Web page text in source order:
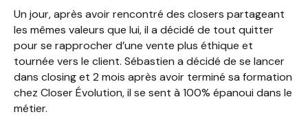
Un jour, après avoir rencontré des closers partageant
les mêmes valeurs que lui, il a décidé de tout quitter
pour se rapprocher d’une vente plus éthique et
tournée vers le client. Sébastien a décidé de se lancer
dans closing et 2 mois après avoir terminé sa formation
chez Closer Évolution, il se sent à 100% épanoui dans le
métier.